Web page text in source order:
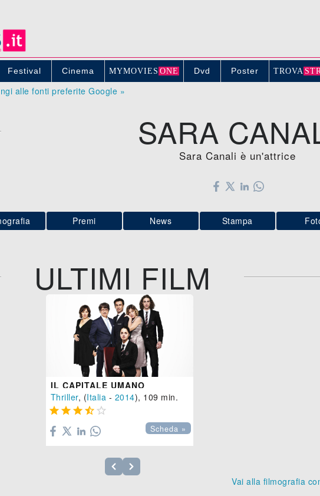
Festival Cinema MYMOVIE S ONE Dvd Poster TROVA
alle fonti preferite Google »
SARA
Sara Canali è un'attrice
Premi News Stampa
ULTIMI FILM
IL CAPITALE UMANO
Thriller, (Italia - 2014), 109 min.
    
Scheda »
Vai alla filmografia